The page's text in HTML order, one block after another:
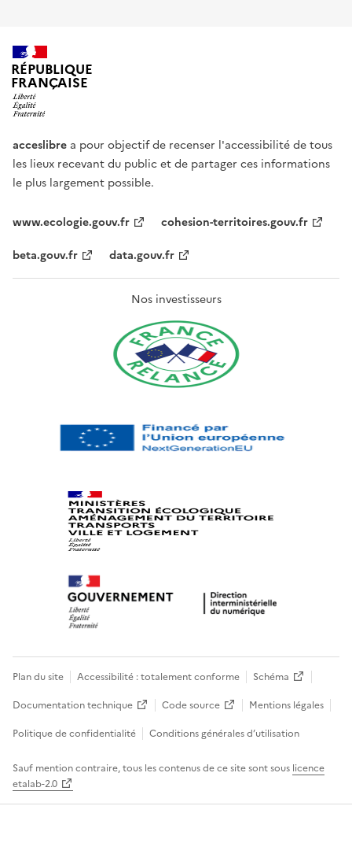
RÉPUBLIQUE
FRANÇAISE
acceslibre a pour objectif de recenser l'accessibilité de tous
les lieux recevant du public et de partager ces informations
le plus largement possible.
www.ecologie.gouv.fr
cohesion-territoires.gouv.fr
beta.gouv.fr
data.gouv.fr
Nos investisseurs
Plan du site Accessibilité : totalement conforme
Schéma
Documentation technique
Code source
Mentions légales
Politique de confidentialité
Conditions générales d’utilisation
Sauf mention contraire, tous les contenus de ce site sont sous licence
etalab-2.0